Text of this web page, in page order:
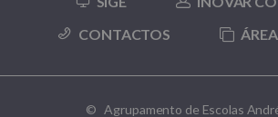
CONTACTOS
© Agrupamento de Escolas